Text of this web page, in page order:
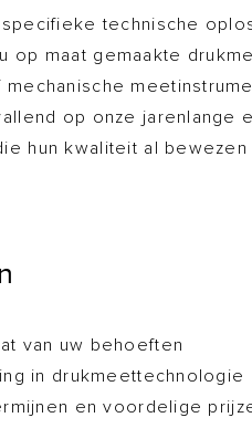
technische
op maat gemaakte
op onze jarenlange
hun kwaliteit al
van uw behoeften
in drukmeettechnologie
en voordelige